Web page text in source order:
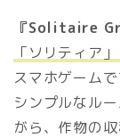
『Solitaire
「ソリティア
スマホゲームで
シンプルなル
がら、作物の